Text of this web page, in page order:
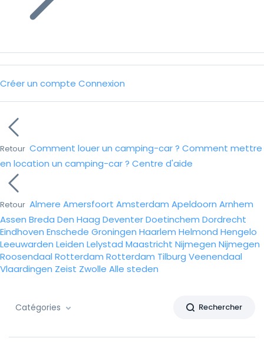
Créer un compte Connexion
Retour Comment louer un camping-car ? Comment mettre
en location un camping-car ? Centre d'aide
Retour Almere Amersfoort Amsterdam Apeldoorn Arnhem
Assen Breda Den Haag DeventerDoetinchem Dordrecht
Eindhoven Enschede Groningen Haarlem Helmond Hengelo
Leeuwarden Leiden Lelystad Maastricht Nijmegen Nijmegen
Roosendaal Rotterdam Rotterdam Tilburg Veenendaal
Vlaardingen Zeist Zwolle Alle steden
Catégories Rechercher